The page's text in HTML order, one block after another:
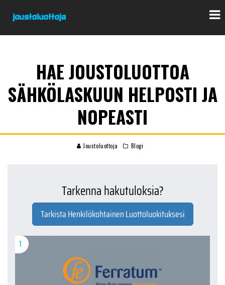
HAE JOUSTOLUOTTOA
SÄHKÖLASKUUN HELPOSTI JA
NOPEASTI
Joustoluottoja Blogi
Tarkenna hakutuloksia?
Tarkista Henkilökohtainen Luottoluokituksesi
1